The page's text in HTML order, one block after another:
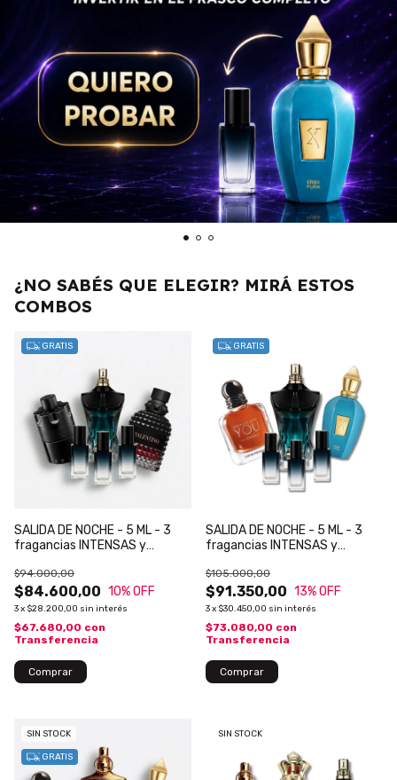
¿NO SABÉS QUE ELEGIR? MIRÁ ESTOS
COMBOS
GRATIS
SALIDA DE NOCHE - 5 ML - 3
fragancias INTENSAS y
$84.600,00
$94.000,00
10% OFF
3x $28.200,00 sin interés
$67.680,00 con
Transferencia
GRATIS
SALIDA DE NOCHE - 5 ML - 3
fragancias INTENSAS y
$91.350,00
$105.000,00
13% OFF
3x $30.450,00 sin interés
$73.080,00 con
Transferencia
SIN STOCK
GRATIS
SIN STOCK